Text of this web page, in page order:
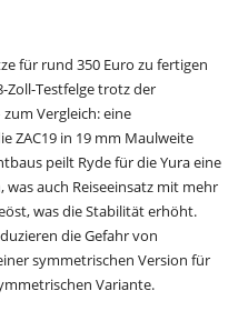
für rund 350 Euro zu fertigen
Zoll-Testfelge trotz der
Vergleich: eine
ZAC19 in 19 mm Maulweite
peilt Ryde für die Yura eine
was auch Reiseeinsatz mit mehr
was die Stabilität erhöht.
die Gefahr von
symmetrischen Version für
Variante.